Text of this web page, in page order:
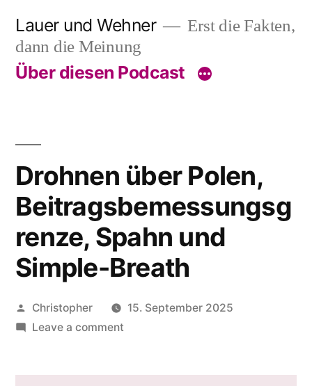
content
Lauer und Wehner
Erst die Fakten,
dann die Meinung
Über diesen Podcast
Drohnen über Polen,
Beitragsbemessungsg
renze, Spahn und
Simple-Breath
Posted
by
Christopher
15. September 2025
Leave a commenton